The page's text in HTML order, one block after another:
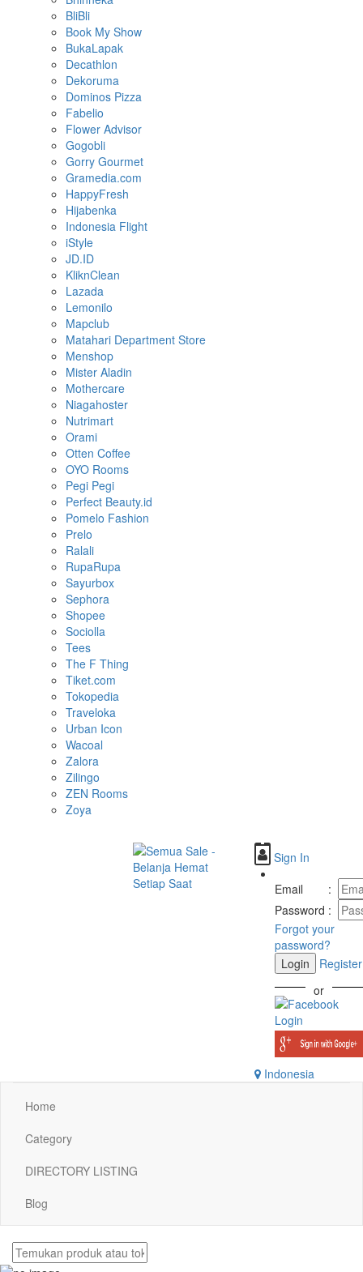
BliBli
Book My Show
BukaLapak
Decathlon
Dekoruma
Dominos Pizza
Fabelio
Flower Advisor
Gogobli
Gorry Gourmet
Gramedia.com
HappyFresh
Hijabenka
Indonesia Flight
iStyle
JD.ID
KliknClean
Lazada
Lemonilo
Mapclub
Matahari Department Store
Menshop
Mister Aladin
Mothercare
Niagahoster
Nutrimart
Orami
Otten Coffee
OYO Rooms
Pegi Pegi
Perfect Beauty.id
Pomelo Fashion
Prelo
Ralali
RupaRupa
Sayurbox
Sephora
Shopee
Sociolla
Tees
The F Thing
Tiket.com
Tokopedia
Traveloka
Urban Icon
Wacoal
Zalora
Zilingo
ZEN Rooms
Zoya
Sign In
Email
:
Password :
Forgot your
password?
Login
Register
or
Indonesia
Home
Category
DIRECTORY LISTING
Blog